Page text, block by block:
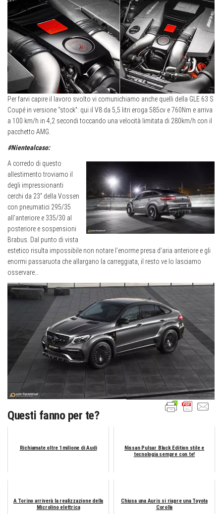
Per farvi capire il lavoro svolto vi comunichiamo anche quelli della GLE 63 S
Coupé in versione “stock”: qui il V8 da 5,5 litri eroga 585cv e 760Nm e arriva
a 100 km/h in 4,2 secondi toccando una velocità limitata di 280km/h con il
pacchetto AMG.
#Nientealcaso:
A corredo di questo
allestimento troviamo il
degli impressionanti
cerchi da 23” della Vossen
con pneumatici 295/35
all’anteriore e 335/30 al
posteriore e sospensioni
Brabus. Dal punto di vista
estetico risulta impossibile non notare l’enorme presa d’aria anteriore e gli
enormi passaruota che allargano la carreggiata, il resto ve lo lasciamo
osservare…
Questi fanno per te?
Richiamate oltre 1milione di Audi
Nissan Pulsar Black Edition stile e
tecnologia sempre con te!
A Torino arriverà la realizzazione della
Microlino elettrica
Chiusa una Auris si riapre una Toyota
Corolla